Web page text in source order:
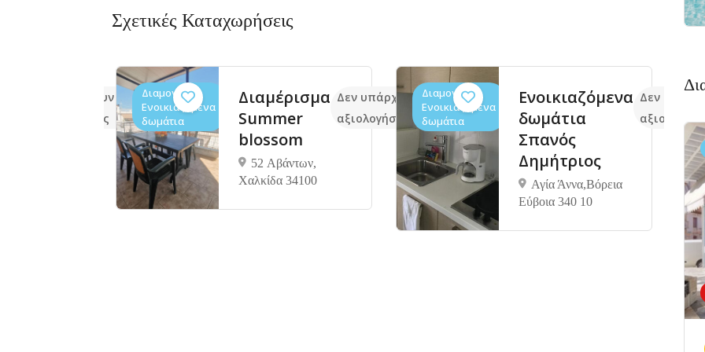
Σχετικές Καταχωρήσεις
Δεν υπάρχουν ακόμα
αξιολογήσεις
Διαμονή,
Ενοικιαζόμενα
δωμάτια
Διαμέρισμα
Summer
blossom
52 Αβάντων,
Χαλκίδα 34100
Δεν υπάρχουν ακόμα
αξιολογήσεις
Διαμονή,
Ενοικιαζόμενα
δωμάτια
Ενοικιαζόμενα
δωμάτια
Σπανός
Δημήτριος
Αγία Άννα,Βόρεια
Eύβοια 340 10
Δεν